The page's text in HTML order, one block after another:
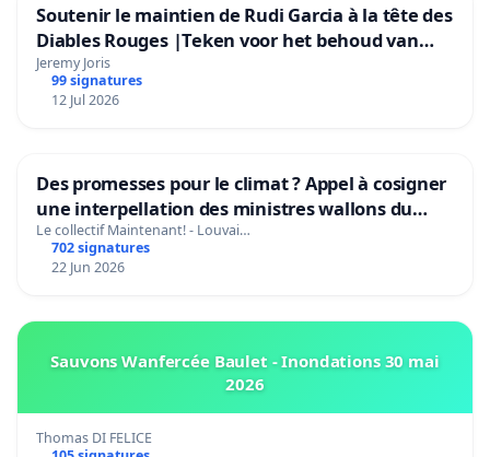
Soutenir le maintien de Rudi Garcia à la tête des
Diables Rouges |Teken voor het behoud van
Rudi Garcia als bondscoach
Jeremy Joris
99 signatures
12 Jul 2026
Des promesses pour le climat ? Appel à cosigner
une interpellation des ministres wallons du
climat et de l’environnement.
Le collectif Maintenant! - Louvai…
702 signatures
22 Jun 2026
Sauvons Wanfercée Baulet - Inondations 30 mai
2026
Thomas DI FELICE